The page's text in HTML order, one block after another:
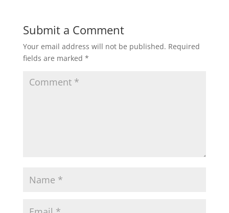
Submit a Comment
Your email address will not be published. Required
fields are marked *